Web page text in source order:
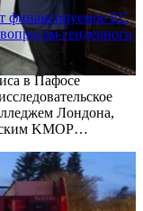
финансируемое ЕС
гендерного
в Пафосе
Лондона,
KMOP…